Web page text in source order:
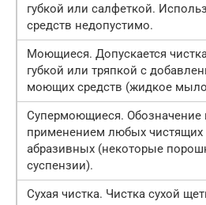
губкой или салфеткой.
средств недопустимо.
Моющиеся. Допускается
губкой или тряпкой с
моющих средств (жидкое
Супермоющиеся. Обозначение
применением любых чистящих
абразивных (некоторые
суспензии).
Сухая чистка. Чистка сухой